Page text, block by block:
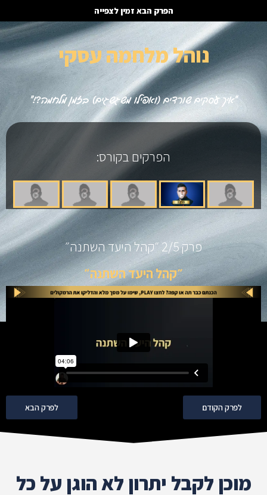
הפרק הבא זמין לצפייה
נוהל מלחמה עסקי
״איך עסקים שורדים (ואפילו משגשגים) בזמן מלחמה?!״
הפרקים בקורס:
פרק 2/5 ״קהל היעד השתנה״
״קהל היעד השתנה״
לפרק הקודם לפרק הבא
מוכן לקבל יתרון לא הוגן על כל